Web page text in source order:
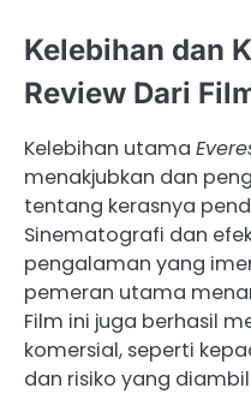
Kelebihan dan
Review Dari
Kelebihan utama
menakjubkan dan
tentang kerasnya
Sinematografi dan
pengalaman yang
pemeran utama
Film ini juga berhasil
komersial, seperti
dan risiko yang